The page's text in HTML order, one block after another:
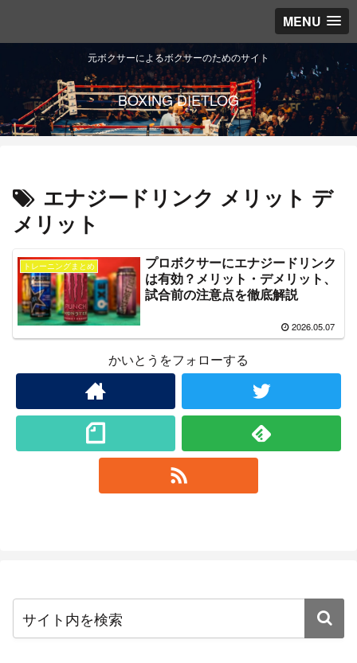
MENU
元ボクサーによるボクサーのためのサイト
BOXING DIETLOG
エナジードリンク メリット デ
メリット
トレーニングまとめ
プロボクサーにエナジードリンク
は有効？メリット・デメリット、
試合前の注意点を徹底解説
2026.05.07
かいとうをフォローする